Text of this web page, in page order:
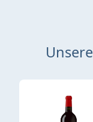
Produktgalerie